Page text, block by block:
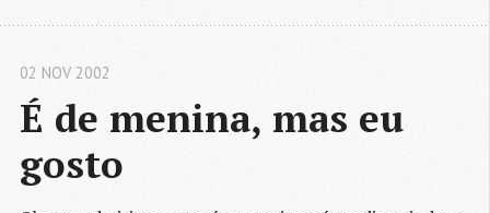
É de menina, mas eu
gosto
02 NOV 2002